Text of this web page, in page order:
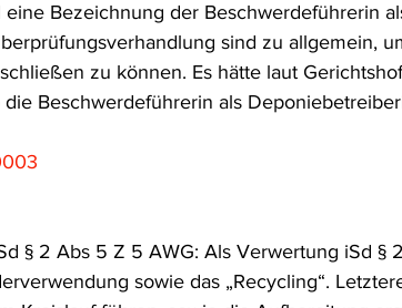
eine Bezeichnung der Beschwerdeführerin
sind zu allgemein,
zu können. Es hätte laut
Beschwerdeführerin als
§ 2 Abs 5 Z 5 AWG: Als Verwertung iSd §
sowie das „Recycling“.